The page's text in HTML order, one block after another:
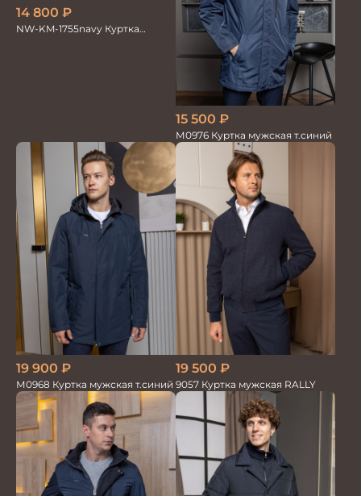
14 800 ₽
NW-KM-1755navy Куртка
15 500 ₽
М0976 Куртка мужская т.синий
19 900 ₽
М0968 Куртка мужская т.синий
19 500 ₽
9057 Куртка мужская RALLY